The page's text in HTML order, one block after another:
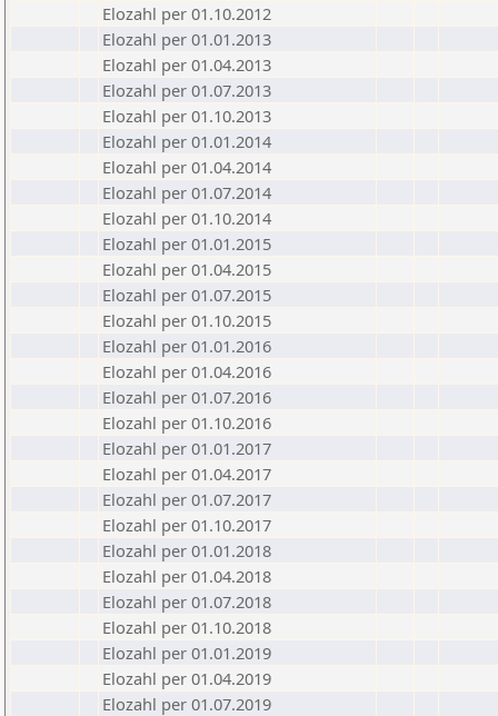
Elozahl per 01.10.2012
Elozahl per 01.01.2013
Elozahl per 01.04.2013
Elozahl per 01.07.2013
Elozahl per 01.10.2013
Elozahl per 01.01.2014
Elozahl per 01.04.2014
Elozahl per 01.07.2014
Elozahl per 01.10.2014
Elozahl per 01.01.2015
Elozahl per 01.04.2015
Elozahl per 01.07.2015
Elozahl per 01.10.2015
Elozahl per 01.01.2016
Elozahl per 01.04.2016
Elozahl per 01.07.2016
Elozahl per 01.10.2016
Elozahl per 01.01.2017
Elozahl per 01.04.2017
Elozahl per 01.07.2017
Elozahl per 01.10.2017
Elozahl per 01.01.2018
Elozahl per 01.04.2018
Elozahl per 01.07.2018
Elozahl per 01.10.2018
Elozahl per 01.01.2019
Elozahl per 01.04.2019
Elozahl per 01.07.2019